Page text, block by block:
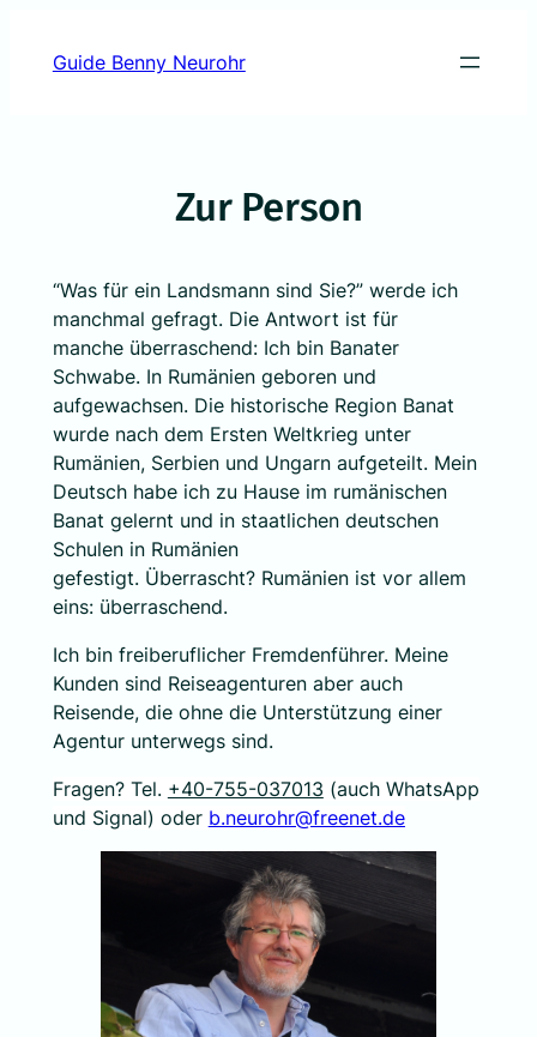
Guide Benny Neurohr
Zur Person
“Was für ein Landsmann sind Sie?” werde ich
manchmal gefragt. Die Antwort ist für
manche überraschend: Ich bin Banater
Schwabe. In Rumänien geboren und
aufgewachsen. Die historische Region Banat
wurde nach dem Ersten Weltkrieg unter
Rumänien, Serbien und Ungarn aufgeteilt. Mein
Deutsch habe ich zu Hause im rumänischen
Banat gelernt und in staatlichen deutschen
Schulen in Rumänien
gefestigt. Überrascht? Rumänien ist vor allem
eins: überraschend.
Ich bin freiberuflicher Fremdenführer. Meine
Kunden sind Reiseagenturen aber auch
Reisende, die ohne die Unterstützung einer
Agentur unterwegs sind.
Fragen? Tel. +40-755-037013 (auch WhatsApp
und Signal) oder b.neurohr@freenet.de